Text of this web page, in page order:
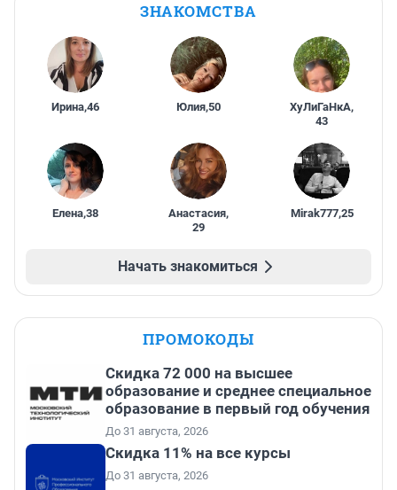
ЗНАКОМСТВА
Ирина,46 Юлия,50 ХуЛиГаНкА,
43
Елена,38 Анастасия,
29
Mirak777,25
Начать знакомиться
ПРОМОКОДЫ
Скидка 72 000 на высшее
образование и среднее специальное
образование в первый год обучения
До 31 августа, 2026
Скидка 11% на все курсы
До 31 августа, 2026